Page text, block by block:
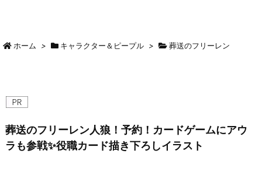
ホーム > キャラクター＆ピープル > 葬送のフリーレン
葬送のフリーレン人狼！予約！カードゲームにアウ
ラも参戦✨役職カード描き下ろしイラスト